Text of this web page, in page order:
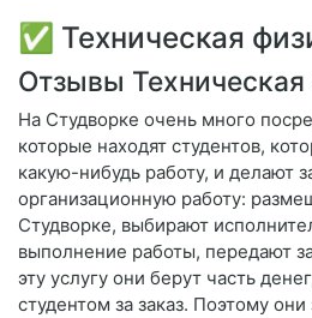
✅ Техническая
Отзывы Техническая
На Студворке очень много
которые находят студентов,
какую-нибудь работу, и делают
организационную работу:
Студворке, выбирают
выполнение работы, передают
эту услугу они берут часть
студентом за заказ. Поэтому